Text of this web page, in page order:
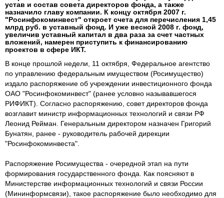
устав и состав совета директоров фонда, а также
назначило главу компании. К концу октября 2007 г.
"Росинфокоминвест" откроет счета для перечисления 1,45
млрд руб. в уставный фонд. И уже весной 2008 г. фонд,
увеличив уставный капитал в два раза за счет частных
вложений, намерен приступить к финансированию
проектов в сфере ИКТ.
В конце прошлой недели, 11 октября, Федеральное агентство
по управлению федеральным имуществом (Росимущество)
издало распоряжение об учреждении инвестиционного фонда
ОАО "Росинфокоминвест" (ранее условно называвшегося
РИФИКТ). Согласно распоряжению, совет директоров фонда
возглавит министр информационных технологий и связи РФ
Леонид Рейман. Генеральным директором назначен Григорий
Бунатян, ранее - руководитель рабочей дирекции
"Росинфокоминвеста".
Распоряжение Росимущества - очередной этап на пути
формирования государственного фонда. Как поясняют в
Министерстве информационных технологий и связи России
(Мининформсвязи), такое распоряжение было необходимо для